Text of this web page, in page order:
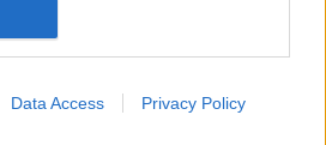
Data Access Privacy Policy
guarda padres